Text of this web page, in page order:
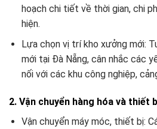
hoạch chi tiết về thời gian, chi
hiện.
Lựa chọn vị trí kho xưởng mới:
mới tại Đà Nẵng, cân nhắc các
nối với các khu công nghiệp,
2. Vận chuyển hàng hóa và thiết
Vận chuyển máy móc, thiết bị: